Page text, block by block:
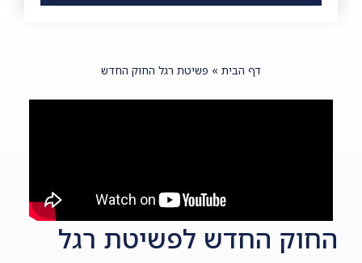
דף הבית » פשיטת רגל החוק החדש
החוק החדש לפשיטת רגל